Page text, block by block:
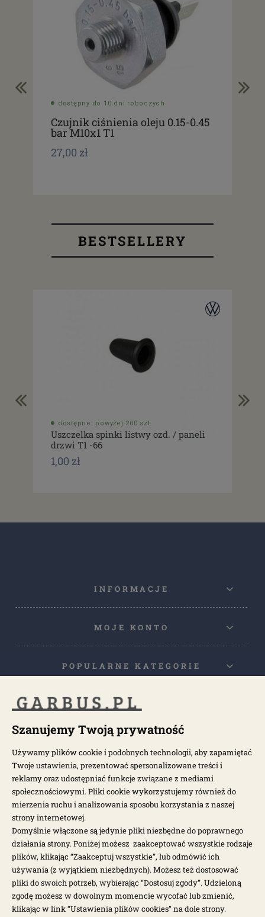
dostępny do 10 dni roboczych
Czujnik ciśnienia oleju 0.15-0.45
bar M10x1 T1
27,00 zł
BESTSELLERY
dostępne: powyżej 200 szt.
Uszczelka spinki listwy ozd. / paneli
drzwi T1 -66
1,00 zł
INFORMACJE
MOJE KONTO
POPULARNE KATEGORIE
POPULARNE MODELE
NEWSLETTER
Otrzymuj najnowsze wiadomości i oferty bezpośrednio na swoją
pocztę.
ZAPISZ SIĘ >
Szanujemy Twoją prywatność
Używamy plików cookie i podobnych technologii, aby zapamiętać
Twoje ustawienia, prezentować spersonalizowane treści i
reklamy oraz udostępniać funkcje związane z mediami
społecznościowymi. Pliki cookie wykorzystujemy również do
mierzenia ruchu i analizowania sposobu korzystania z naszej
strony internetowej.
Domyślnie włączone są jedynie pliki niezbędne do poprawnego
działania strony. Poniżej możesz zaakceptować wszystkie rodzaje
plików, klikając “Zaakceptuj wszystkie”, lub odmówić ich
używania (z wyjątkiem niezbędnych). Możesz też dostosować
pliki do swoich potrzeb, wybierając “Dostosuj zgody”. Udzieloną
zgodę możesz w dowolnym momencie wycofać lub zmienić,
klikając w link “Ustawienia plików cookies” na dole strony.